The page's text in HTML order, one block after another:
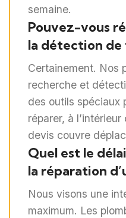
semaine.
Pouvez-vous
la détection de
Certainement. Nos
recherche et
des outils spéciaux
réparer, à
devis couvre
Quel est le
la réparation
Nous visons une
maximum. Les